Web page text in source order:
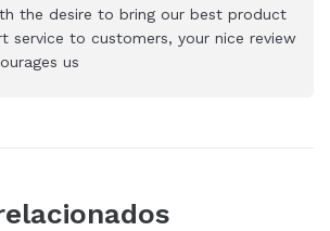
the desire to bring our best product
service to customers, your nice review
us